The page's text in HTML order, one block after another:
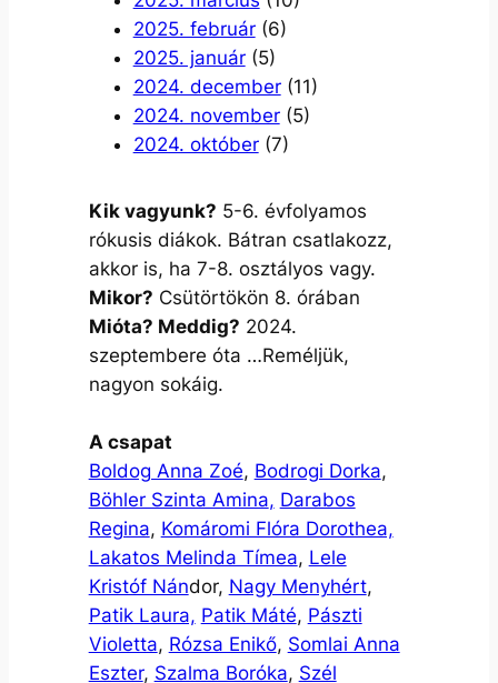
2025. február(6)
2025. január(5)
2024. december(11)
2024. november(5)
2024. október(7)
Kik vagyunk? 5-6. évfolyamos
rókusis diákok. Bátran csatlakozz,
akkor is, ha 7-8. osztályos vagy.
Mikor? Csütörtökön 8. órában
Mióta? Meddig? 2024.
szeptembere óta …Reméljük,
nagyon sokáig.
A csapat
Boldog Anna Zoé, Bodrogi Dorka,
Böhler Szinta Amina, Darabos
Regina, Komáromi Flóra Dorothea,
Lakatos Melinda Tímea, Lele
Kristóf Nándor, Nagy Menyhért,
Patik Laura, Patik Máté, Pászti
Violetta, Rózsa Enikő, Somlai Anna
Eszter, Szalma Boróka, Szél